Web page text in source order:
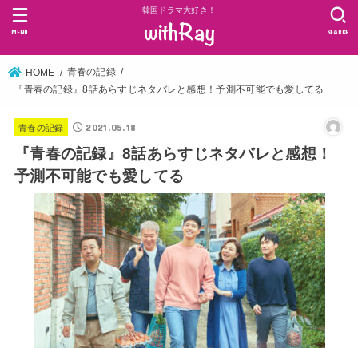
韓国ドラマ大好き！
SEARCH
MENU
HOME
青春の記録
『青春の記録』8話あらすじネタバレと感想！予測不可能でも愛してる
青春の記録 2021.05.18
『青春の記録』8話あらすじネタバレと感想！
予測不可能でも愛してる